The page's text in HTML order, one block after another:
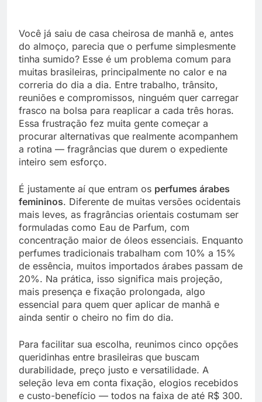
Você já saiu de casa cheirosa de manhã e, antes
do almoço, parecia que o perfume simplesmente
tinha sumido? Esse é um problema comum para
muitas brasileiras, principalmente no calor e na
correria do dia a dia. Entre trabalho, trânsito,
reuniões e compromissos, ninguém quer carregar
frasco na bolsa para reaplicar a cada três horas.
Essa frustração fez muita gente começar a
procurar alternativas que realmente acompanhem
a rotina — fragrâncias que durem o expediente
inteiro sem esforço.
É justamente aí que entram os perfumes árabes
femininos. Diferente de muitas versões ocidentais
mais leves, as fragrâncias orientais costumam ser
formuladas como Eau de Parfum, com
concentração maior de óleos essenciais. Enquanto
perfumes tradicionais trabalham com 10% a 15%
de essência, muitos importados árabes passam de
20%. Na prática, isso significa mais projeção,
mais presença e fixação prolongada, algo
essencial para quem quer aplicar de manhã e
ainda sentir o cheiro no fim do dia.
Para facilitar sua escolha, reunimos cinco opções
queridinhas entre brasileiras que buscam
durabilidade, preço justo e versatilidade. A
seleção leva em conta fixação, elogios recebidos
e custo-benefício — todos na faixa de até R$ 300.